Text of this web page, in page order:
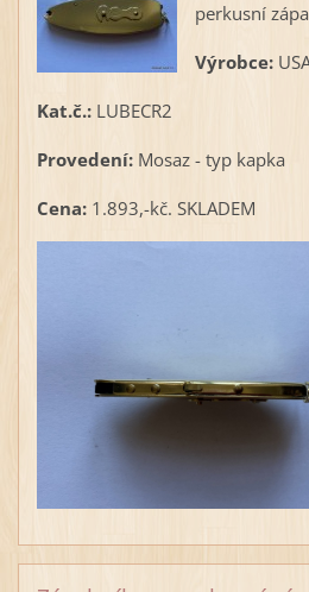
perkusní
Výrobce:
Kat.č.:LUBECR2
Provedení:Mosaz - typ kapka
Cena:1.893,-kč. SKLADEM